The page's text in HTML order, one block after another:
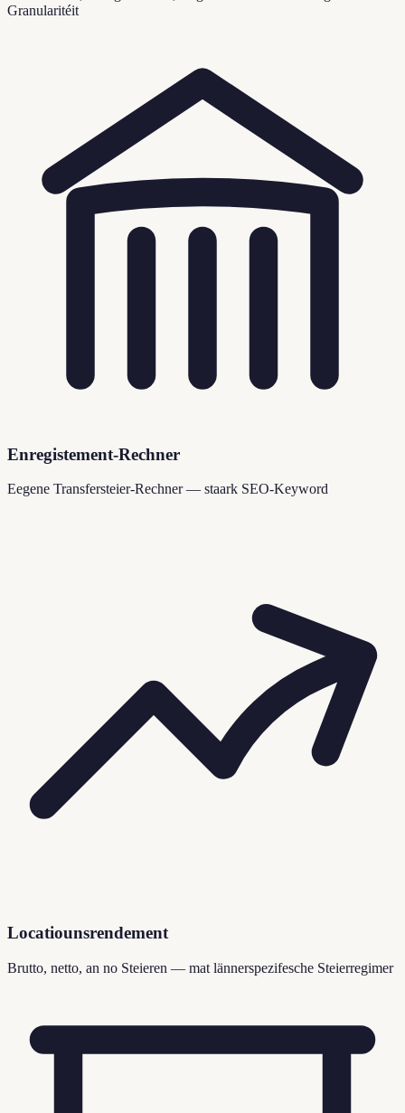
Granularitéit
Enregistement-Rechner
Eegene Transfersteier-Rechner — staark SEO-Keyword
Locatiounsrendement
Brutto, netto, an no Steieren — mat lännerspezifesche Steierregimer